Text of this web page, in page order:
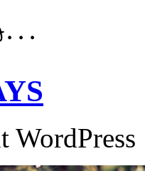
WordPress